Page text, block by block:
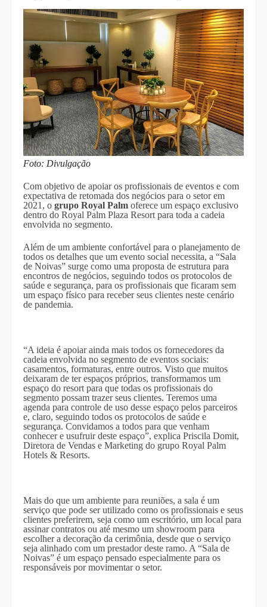
Foto: Divulgação
Com objetivo de apoiar os profissionais de eventos e com
expectativa de retomada dos negócios para o setor em
2021, o grupo Royal Palmoferece um espaço exclusivo
dentro do Royal Palm Plaza Resort para toda a cadeia
envolvida no segmento.
Além de um ambiente confortável para o planejamento de
todos os detalhes que um evento social necessita, a “Sala
de Noivas” surge como uma proposta de estrutura para
encontros de negócios, seguindo todos os protocolos de
saúde e segurança, para os profissionais que ficaram sem
um espaço físico para receber seus clientes neste cenário
de pandemia.
“A ideia é apoiar ainda mais todos os fornecedores da
cadeia envolvida no segmento de eventos sociais:
casamentos, formaturas, entre outros. Visto que muitos
deixaram de ter espaços próprios, transformamos um
espaço do resort para que todas os profissionais do
segmento possam trazer seus clientes. Teremos uma
agenda para controle de uso desse espaço pelos parceiros
e, claro, seguindo todos os protocolos de saúde e
segurança. Convidamos a todos para que venham
conhecer e usufruir deste espaço”, explica Priscila Domit,
Diretora de Vendas e Marketing do grupo Royal Palm
Hotels & Resorts.
Mais do que um ambiente para reuniões, a sala é um
serviço que pode ser utilizado como os profissionais e seus
clientes preferirem, seja como um escritório, um local para
assinar contratos ou até mesmo um showroom para
escolher a decoração da cerimônia, desde que o serviço
seja alinhado com um prestador deste ramo. A “Sala de
Noivas” é um espaço pensado especialmente para os
responsáveis por movimentar o setor.